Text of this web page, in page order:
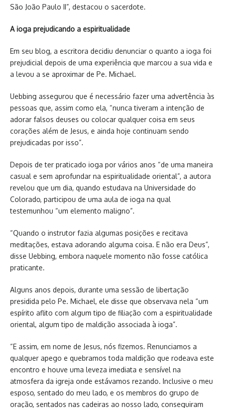
São João Paulo II”, destacou o sacerdote.
A ioga prejudicando a espiritualidade
Em seu blog, a escritora decidiu denunciar o quanto a ioga foi
prejudicial depois de uma experiência que marcou a sua vida e
a levou a se aproximar de Pe. Michael.
Uebbing assegurou que é necessário fazer uma advertência às
pessoas que, assim como ela, “nunca tiveram a intenção de
adorar falsos deuses ou colocar qualquer coisa em seus
corações além de Jesus, e ainda hoje continuam sendo
prejudicadas por isso”.
Depois de ter praticado ioga por vários anos “de uma maneira
casual e sem aprofundar na espiritualidade oriental”, a autora
revelou que um dia, quando estudava na Universidade do
Colorado, participou de uma aula de ioga na qual
testemunhou “um elemento maligno”.
“Quando o instrutor fazia algumas posições e recitava
meditações, estava adorando alguma coisa. E não era Deus”,
disse Uebbing, embora naquele momento não fosse católica
praticante.
Alguns anos depois, durante uma sessão de libertação
presidida pelo Pe. Michael, ele disse que observava nela “um
espírito aflito com algum tipo de filiação com a espiritualidade
oriental, algum tipo de maldição associada à ioga”.
“E assim, em nome de Jesus, nós fizemos. Renunciamos a
qualquer apego e quebramos toda maldição que rodeava este
encontro e houve uma leveza imediata e sensível na
atmosfera da igreja onde estávamos rezando. Inclusive o meu
esposo, sentado do meu lado, e os membros do grupo de
oração, sentados nas cadeiras ao nosso lado, conseguiram